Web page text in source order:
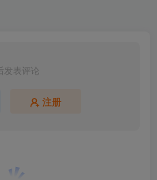
发表评论
注册